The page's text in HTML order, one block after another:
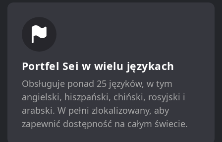
Portfel Sei w wielu językach
Obsługuje ponad 25 języków, w tym
angielski, hiszpański, chiński, rosyjski i
arabski. W pełni zlokalizowany, aby
zapewnić dostępność na całym świecie.